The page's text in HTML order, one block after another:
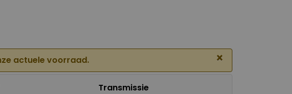
actuele voorraad. ×
Transmissie